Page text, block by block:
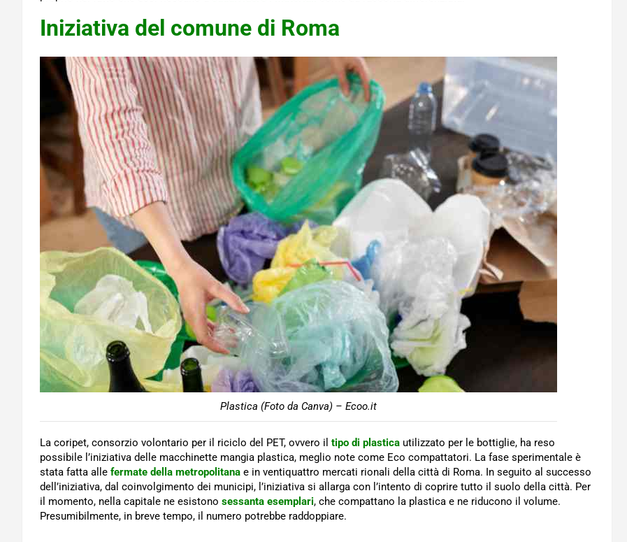
Iniziativa del comune di Roma
Plastica (Foto da Canva) – Ecoo.it
La coripet, consorzio volontario per il riciclo del PET, ovvero il tipo di plastica utilizzato per le bottiglie, ha reso
possibile l’iniziativa delle macchinette mangia plastica, meglio note come Eco compattatori. La fase sperimentale è
stata fatta alle fermate della metropolitana e in ventiquattro mercati rionali della città di Roma. In seguito al successo
dell’iniziativa, dal coinvolgimento dei municipi, l’iniziativa si allarga con l’intento di coprire tutto il suolo della città. Per
il momento, nella capitale ne esistono sessanta esemplari, che compattano la plastica e ne riducono il volume.
Presumibilmente, in breve tempo, il numero potrebbe raddoppiare.